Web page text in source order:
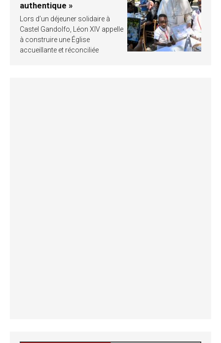
authentique »
Lors d’un déjeuner solidaire à
Castel Gandolfo, Léon XIV appelle
à construire une Église
accueillante et réconciliée